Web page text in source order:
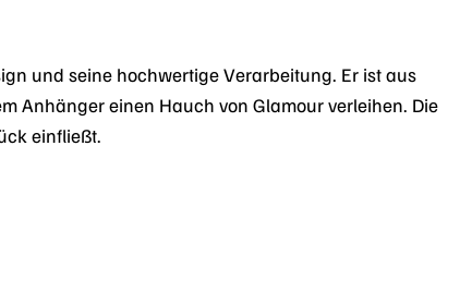
und seine hochwertige Verarbeitung. Er ist aus
Anhänger einen Hauch von Glamour verleihen. Die
einfließt.